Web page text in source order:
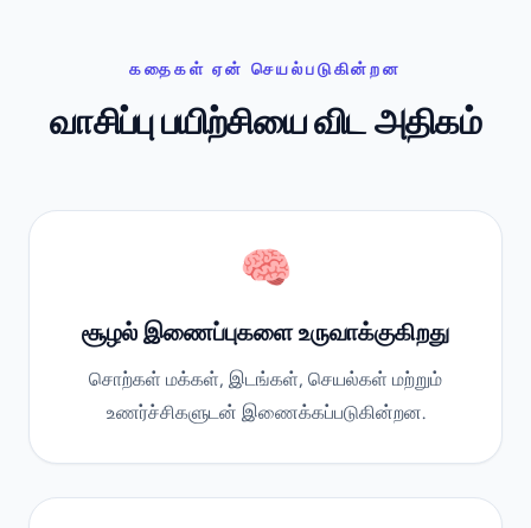
கதைகள் ஏன் செயல்படுகின்றன
வாசிப்பு பயிற்சியை விட அதிகம்
🧠
சூழல் இணைப்புகளை உருவாக்குகிறது
சொற்கள் மக்கள், இடங்கள், செயல்கள் மற்றும்
உணர்ச்சிகளுடன் இணைக்கப்படுகின்றன.